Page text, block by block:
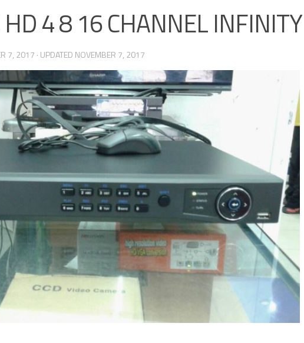
HD 4 8 16 CHANNEL INFINITY
7, 2017 · UPDATED NOVEMBER 7, 2017